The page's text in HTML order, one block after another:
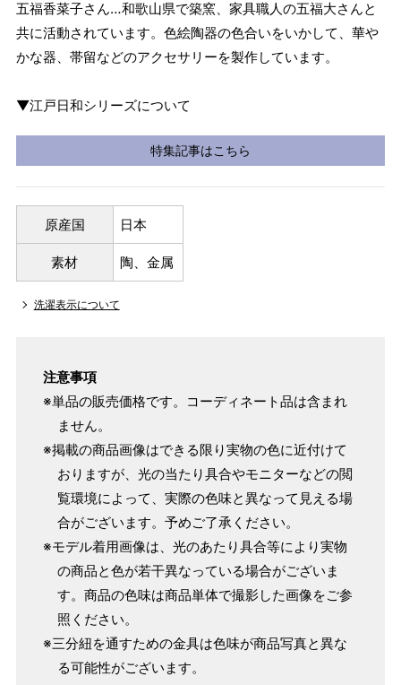
五福香菜子さん…和歌山県で築窯、家具職人の五福大さんと
共に活動されています。色絵陶器の色合いをいかして、華や
かな器、帯留などのアクセサリーを製作しています。
▼江戸日和シリーズについて
特集記事はこちら
原産国 日本
素材 陶、金属
洗濯表示について
注意事項
※単品の販売価格です。コーディネート品は含まれ
ません。
※掲載の商品画像はできる限り実物の色に近付けて
おりますが、光の当たり具合やモニターなどの閲
覧環境によって、実際の色味と異なって見える場
合がございます。予めご了承ください。
※モデル着用画像は、光のあたり具合等により実物
の商品と色が若干異なっている場合がございま
す。商品の色味は商品単体で撮影した画像をご参
照ください。
※三分紐を通すための金具は色味が商品写真と異な
る可能性がございます。